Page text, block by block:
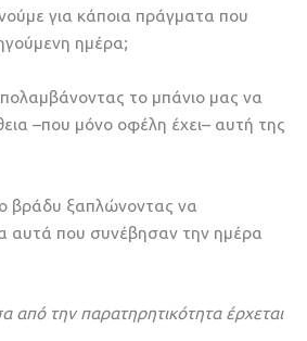
για κάποια πράγματα που
ημέρα;
το μπάνιο μας να
–που μόνο οφέλη έχει– αυτή της
βράδυ ξαπλώνοντας να
αυτά που συνέβησαν την ημέρα
από την παρατηρητικότητα έρχεται